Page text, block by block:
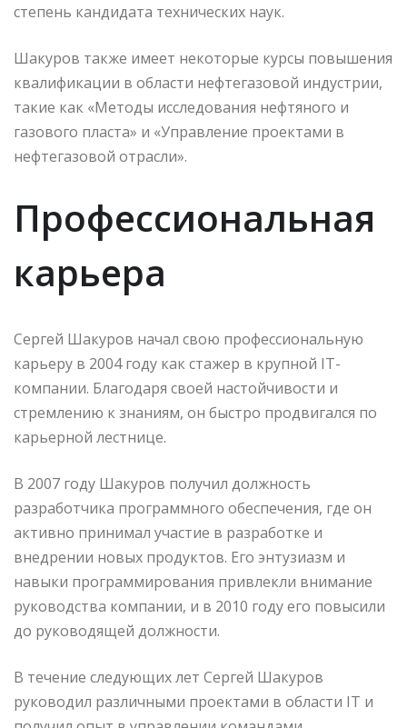
степень кандидата технических наук.
Шакуров также имеет некоторые курсы повышения
квалификации в области нефтегазовой индустрии,
такие как «Методы исследования нефтяного и
газового пласта» и «Управление проектами в
нефтегазовой отрасли».
Профессиональная
карьера
Сергей Шакуров начал свою профессиональную
карьеру в 2004 году как стажер в крупной IT-
компании. Благодаря своей настойчивости и
стремлению к знаниям, он быстро продвигался по
карьерной лестнице.
В 2007 году Шакуров получил должность
разработчика программного обеспечения, где он
активно принимал участие в разработке и
внедрении новых продуктов. Его энтузиазм и
навыки программирования привлекли внимание
руководства компании, и в 2010 году его повысили
до руководящей должности.
В течение следующих лет Сергей Шакуров
руководил различными проектами в области IT и